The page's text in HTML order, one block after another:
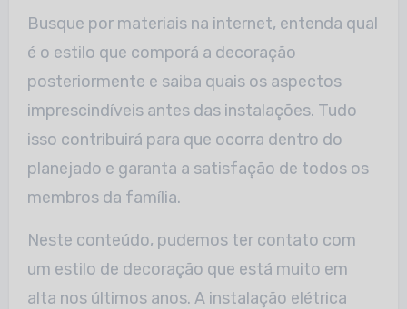
Busque por materiais na internet, entenda qual
é o estilo que comporá a decoração
posteriormente e saiba quais os aspectos
imprescindíveis antes das instalações. Tudo
isso contribuirá para que ocorra dentro do
planejado e garanta a satisfação de todos os
membros da família.
Neste conteúdo, pudemos ter contato com
um estilo de decoração que está muito em
alta nos últimos anos. A instalação elétrica